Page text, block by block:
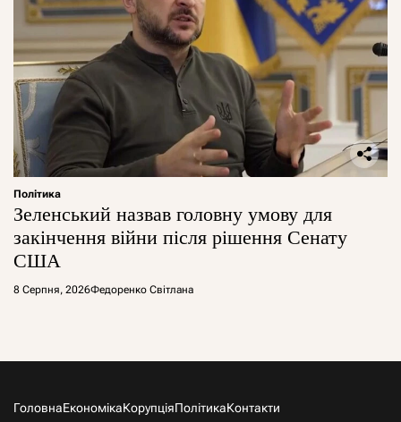
Політика
Зеленський назвав головну умову для
закінчення війни після рішення Сенату
США
8 Серпня, 2026Федоренко Світлана
ГоловнаЕкономікаКорупціяПолітикаКонтакти